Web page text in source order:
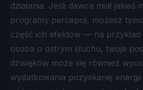
działania. Jeśli dawca miał jakieś
programy percepcji, możesz
część ich efektów — na przykład
osoba o ostrym słuchu, twoje
dźwięków może się również
wydatkowania pozyskanej